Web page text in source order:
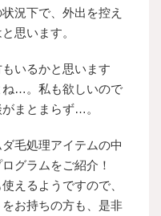
況下で、外出を控え
思います。
いるかと思います
ね…。私も欲しいので
まとまらず…。
毛処理アイテムの中
グラムをご紹介！
えるようですので、
お持ちの方も、是非